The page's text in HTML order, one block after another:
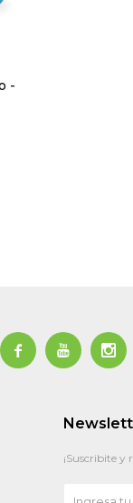
-
  
¡Suscribite y